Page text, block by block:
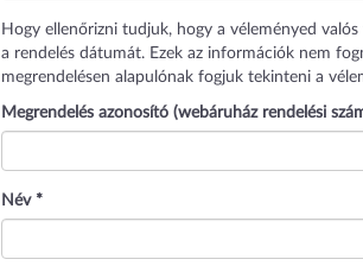
Hogy ellenőrizni tudjuk, hogy a véleményed
a rendelés dátumát. Ezek az információk nem
megrendelésen alapulónak fogjuk tekinteni a
Megrendelés azonosító (webáruház rendelési
Név *